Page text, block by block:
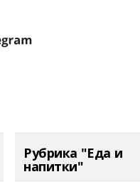
Рубрика "Еда и
напитки"